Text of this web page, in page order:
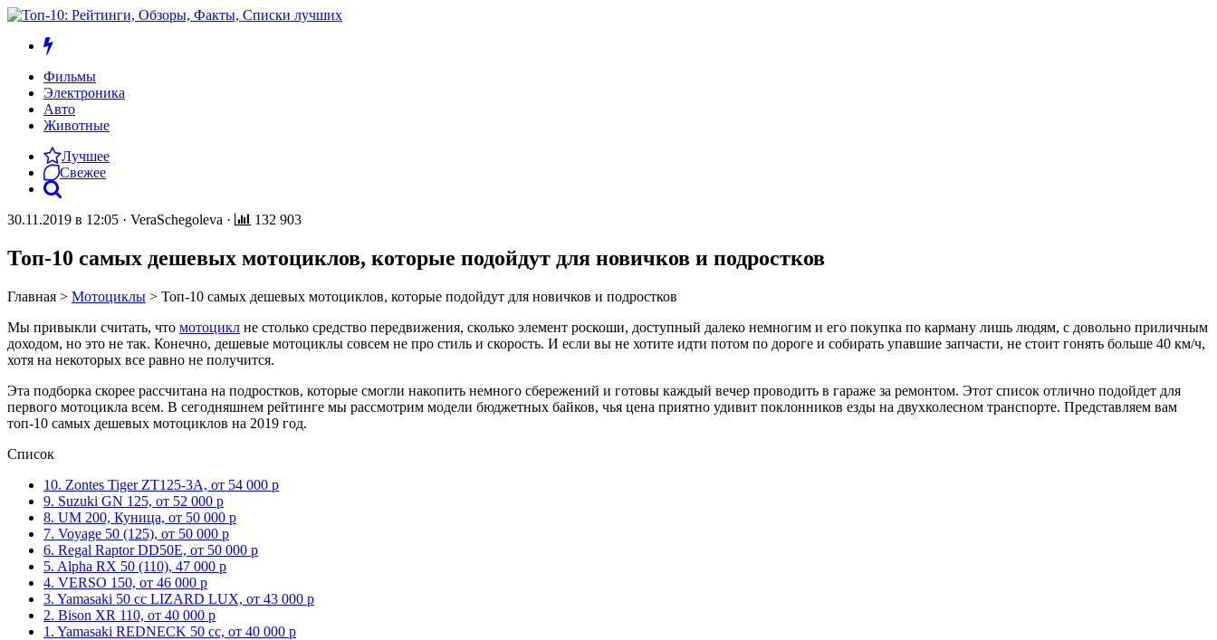
Фильмы
Электроника
Авто
Животные
Лучшее
Свежее
30.11.2019 в 12:05 · VeraSchegoleva · 132 903
Топ-10 самых дешевых мотоциклов, которые подойдут для новичков и подростков
Главная > Мотоциклы > Топ-10 самых дешевых мотоциклов, которые подойдут для новичков и подростков
Мы привыкли считать, что мотоцикл не столько средство передвижения, сколько элемент роскоши, доступный далеко немногим и его покупка по карману лишь людям, с довольно приличным
доходом, но это не так. Конечно, дешевые мотоциклы совсем не про стиль и скорость. И если вы не хотите идти потом по дороге и собирать упавшие запчасти, не стоит гонять больше 40 км/ч,
хотя на некоторых все равно не получится.
Эта подборка скорее рассчитана на подростков, которые смогли накопить немного сбережений и готовы каждый вечер проводить в гараже за ремонтом. Этот список отлично подойдет для
первого мотоцикла всем. В сегодняшнем рейтинге мы рассмотрим модели бюджетных байков, чья цена приятно удивит поклонников езды на двухколесном транспорте. Представляем вам
топ-10 самых дешевых мотоциклов на 2019 год.
Список
10. Zontes Tiger ZT125-3A, от 54 000 р
9. Suzuki GN 125, от 52 000 р
8. UM 200, Куница, от 50 000 р
7. Voyage 50 (125), от 50 000 р
6. Regal Raptor DD50E, от 50 000 р
5. Alpha RX 50 (110), 47 000 р
4. VERSO 150, от 46 000 р
3. Yamasaki 50 cc LIZARD LUX, от 43 000 р
2. Bison XR 110, от 40 000 р
1. Yamasaki REDNECK 50 cc, от 40 000 р